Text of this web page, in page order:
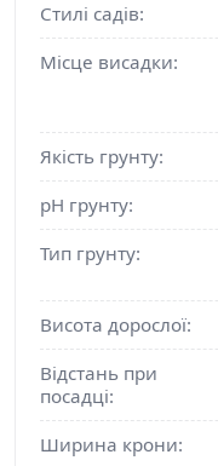
Стилі садів:
Місце висадки:
Якість грунту:
pH грунту:
Тип грунту:
Висота дорослої:
Відстань при
посадці:
Ширина крони: